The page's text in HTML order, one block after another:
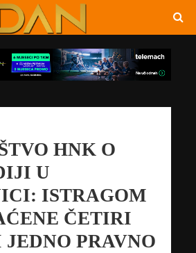
HNK O
U
ISTRAGOM
ČETIRI
JEDNO PRAVNO